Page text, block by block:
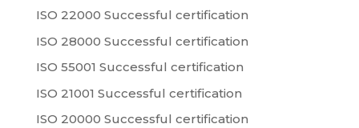
ISO 22000 Successful certification
ISO 28000 Successful certification
ISO 55001 Successful certification
ISO 21001 Successful certification
ISO 20000 Successful certification